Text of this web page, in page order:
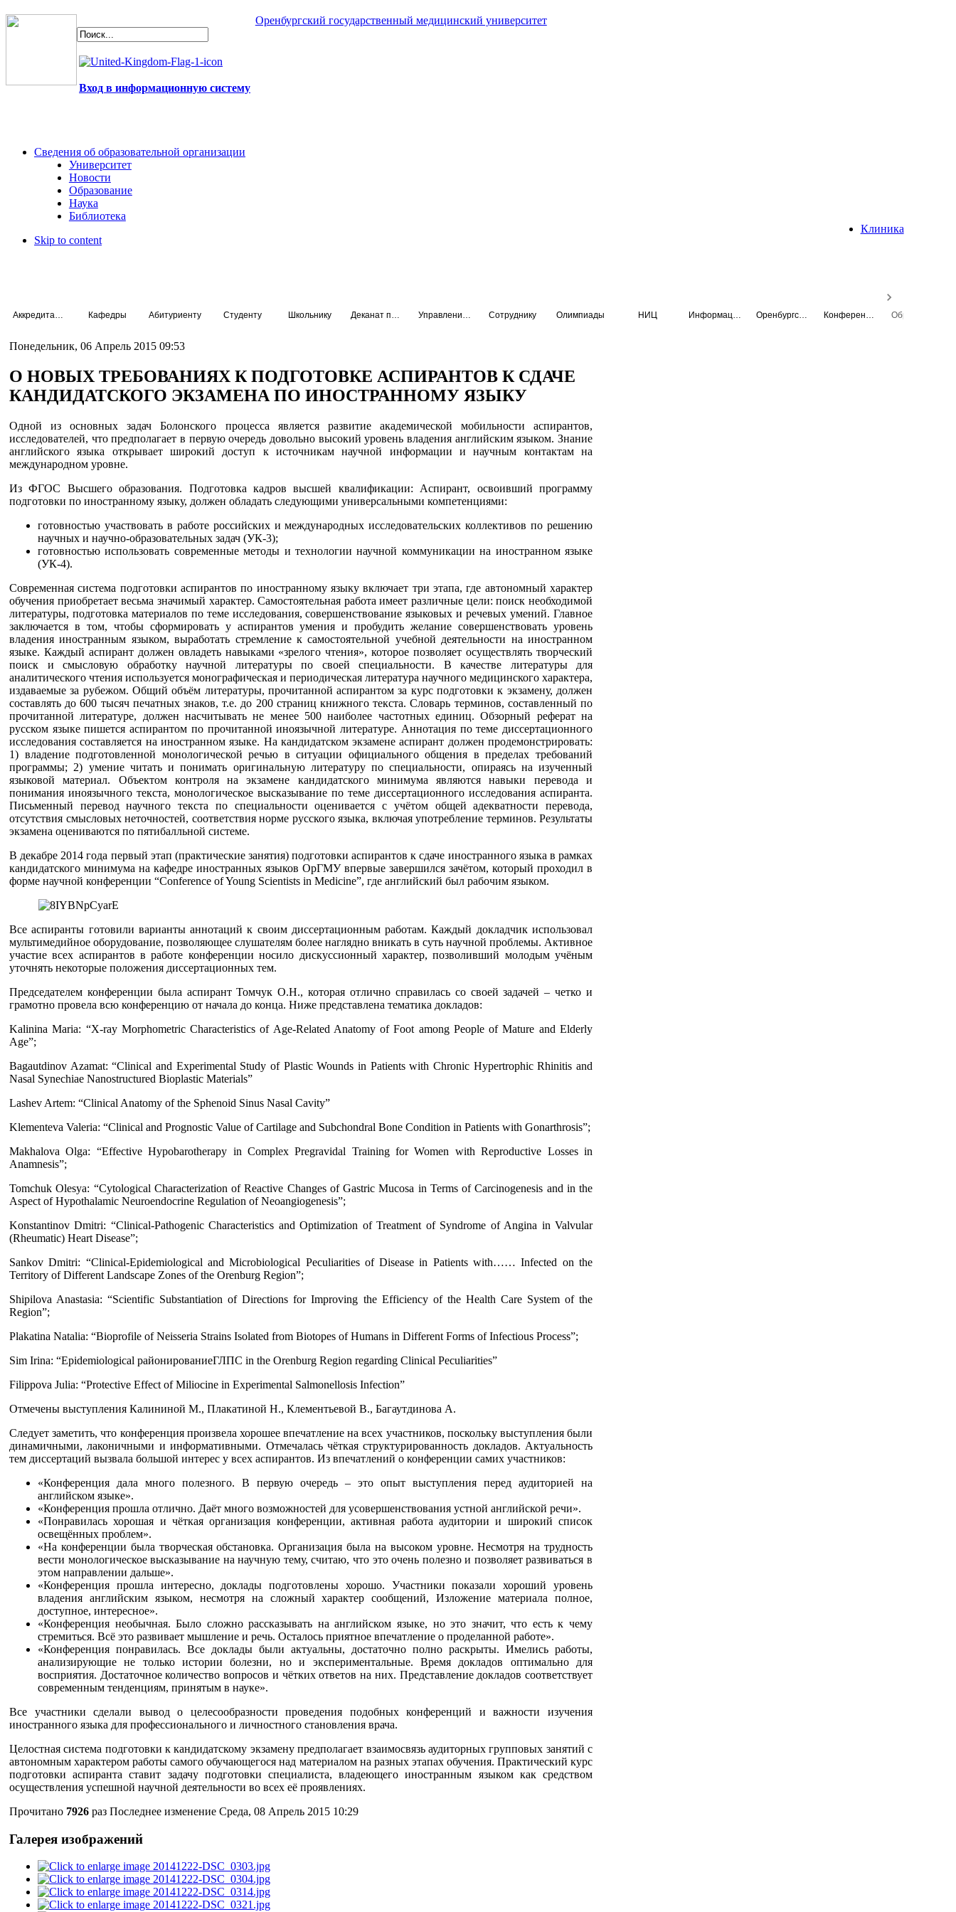
Оренбургский государственный медицинский университет
Вход в информационную систему
Сведения об образовательной организации
Университет
Новости
Образование
Наука
Библиотека
Клиника
Skip to content
Кафедры Абитуриенту Студенту Школьнику Сотруднику Олимпиады НИЦ
Понедельник, 06 Апрель 2015 09:53
О НОВЫХ ТРЕБОВАНИЯХ К ПОДГОТОВКЕ АСПИРАНТОВ К СДАЧЕ
КАНДИДАТСКОГО ЭКЗАМЕНА ПО ИНОСТРАННОМУ ЯЗЫКУ
Одной из основных задач Болонского процесса является развитие академической мобильности аспирантов,
исследователей, что предполагает в первую очередь довольно высокий уровень владения английским языком. Знание
английского языка открывает широкий доступ к источникам научной информации и научным контактам на
международном уровне.
Из ФГОС Высшего образования. Подготовка кадров высшей квалификации: Аспирант, освоивший программу
подготовки по иностранному языку, должен обладать следующими универсальными компетенциями:
готовностью участвовать в работе российских и международных исследовательских коллективов по решению
научных и научно-образовательных задач (УК-3);
готовностью использовать современные методы и технологии научной коммуникации на иностранном языке
(УК-4).
Современная система подготовки аспирантов по иностранному языку включает три этапа, где автономный характер
обучения приобретает весьма значимый характер. Самостоятельная работа имеет различные цели: поиск необходимой
литературы, подготовка материалов по теме исследования, совершенствование языковых и речевых умений. Главное
заключается в том, чтобы сформировать у аспирантов умения и пробудить желание совершенствовать уровень
владения иностранным языком, выработать стремление к самостоятельной учебной деятельности на иностранном
языке. Каждый аспирант должен овладеть навыками «зрелого чтения», которое позволяет осуществлять творческий
поиск и смысловую обработку научной литературы по своей специальности. В качестве литературы для
аналитического чтения используется монографическая и периодическая литература научного медицинского характера,
издаваемые за рубежом. Общий объём литературы, прочитанной аспирантом за курс подготовки к экзамену, должен
составлять до 600 тысяч печатных знаков, т.е. до 200 страниц книжного текста. Словарь терминов, составленный по
прочитанной литературе, должен насчитывать не менее 500 наиболее частотных единиц. Обзорный реферат на
русском языке пишется аспирантом по прочитанной иноязычной литературе. Аннотация по теме диссертационного
исследования составляется на иностранном языке. На кандидатском экзамене аспирант должен продемонстрировать:
1) владение подготовленной монологической речью в ситуации официального общения в пределах требований
программы; 2) умение читать и понимать оригинальную литературу по специальности, опираясь на изученный
языковой материал. Объектом контроля на экзамене кандидатского минимума являются навыки перевода и
понимания иноязычного текста, монологическое высказывание по теме диссертационного исследования аспиранта.
Письменный перевод научного текста по специальности оценивается с учётом общей адекватности перевода,
отсутствия смысловых неточностей, соответствия норме русского языка, включая употребление терминов. Результаты
экзамена оцениваются по пятибалльной системе.
В декабре 2014 года первый этап (практические занятия) подготовки аспирантов к сдаче иностранного языка в рамках
кандидатского минимума на кафедре иностранных языков ОрГМУ впервые завершился зачётом, который проходил в
форме научной конференции “Сonference of Young Scientists in Medicine”, где английский был рабочим языком.
Все аспиранты готовили варианты аннотаций к своим диссертационным работам. Каждый докладчик использовал
мультимедийное оборудование, позволяющее слушателям более наглядно вникать в суть научной проблемы. Активное
участие всех аспирантов в работе конференции носило дискуссионный характер, позволивший молодым учёным
уточнять некоторые положения диссертационных тем.
Председателем конференции была аспирант Томчук О.Н., которая отлично справилась со своей задачей – четко и
грамотно провела всю конференцию от начала до конца. Ниже представлена тематика докладов:
Kalinina Maria: “X-ray Morphometric Characteristics of Age-Related Anatomy of Foot among People of Mature and Elderly
Age”;
Bagautdinov Azamat: “Clinical and Experimental Study of Plastic Wounds in Patients with Chronic Hypertrophic Rhinitis and
Nasal Synechiae Nanostructured Bioplastic Materials”
Lashev Artem: “Clinical Anatomy of the Sphenoid Sinus Nasal Cavity”
Klementeva Valeria: “Clinical and Prognostic Value of Cartilage and Subchondral Bone Condition in Patients with Gonarthrosis”;
Makhalova Olga: “Effective Hypobarotherapy in Complex Pregravidal Training for Women with Reproductive Losses in
Anamnesis”;
Tomchuk Olesya: “Cytological Characterization of Reactive Changes of Gastric Mucosa in Terms of Carcinogenesis and in the
Aspect of Hypothalamic Neuroendocrine Regulation of Neoangiogenesis”;
Konstantinov Dmitri: “Clinical-Pathogenic Characteristics and Optimization of Treatment of Syndrome of Angina in Valvular
(Rheumatic) Heart Disease”;
Sankov Dmitri: “Clinical-Epidemiological and Microbiological Peculiarities of Disease in Patients with…… Infected on the
Territory of Different Landscape Zones of the Orenburg Region”;
Shipilova Anastasia: “Scientific Substantiation of Directions for Improving the Efficiency of the Health Care System of the
Region”;
Plakatina Natalia: “Bioprofile of Neisseria Strains Isolated from Biotopes of Humans in Different Forms of Infectious Process”;
Sim Irina: “Epidemiological районированиеГЛПС in the Orenburg Region regarding Clinical Peculiarities”
Filippova Julia: “Protective Effect of Miliocine in Experimental Salmonellosis Infection”
Отмечены выступления Калининой М., Плакатиной Н., Клементьевой В., Багаутдинова А.
Следует заметить, что конференция произвела хорошее впечатление на всех участников, поскольку выступления были
динамичными, лаконичными и информативными. Отмечалась чёткая структурированность докладов. Актуальность
тем диссертаций вызвала большой интерес у всех аспирантов. Из впечатлений о конференции самих участников:
«Конференция дала много полезного. В первую очередь – это опыт выступления перед аудиторией на
английском языке».
«Конференция прошла отлично. Даёт много возможностей для усовершенствования устной английской речи».
«Понравилась хорошая и чёткая организация конференции, активная работа аудитории и широкий список
освещённых проблем».
«На конференции была творческая обстановка. Организация была на высоком уровне. Несмотря на трудность
вести монологическое высказывание на научную тему, считаю, что это очень полезно и позволяет развиваться в
этом направлении дальше».
«Конференция прошла интересно, доклады подготовлены хорошо. Участники показали хороший уровень
владения английским языком, несмотря на сложный характер сообщений, Изложение материала полное,
доступное, интересное».
«Конференция необычная. Было сложно рассказывать на английском языке, но это значит, что есть к чему
стремиться. Всё это развивает мышление и речь. Осталось приятное впечатление о проделанной работе».
«Конференция понравилась. Все доклады были актуальны, достаточно полно раскрыты. Имелись работы,
анализирующие не только истории болезни, но и экспериментальные. Время докладов оптимально для
восприятия. Достаточное количество вопросов и чётких ответов на них. Представление докладов соответствует
современным тенденциям, принятым в науке».
Все участники сделали вывод о целесообразности проведения подобных конференций и важности изучения
иностранного языка для профессионального и личностного становления врача.
Целостная система подготовки к кандидатскому экзамену предполагает взаимосвязь аудиторных групповых занятий с
автономным характером работы самого обучающегося над материалом на разных этапах обучения. Практический курс
подготовки аспиранта ставит задачу подготовки специалиста, владеющего иностранным языком как средством
осуществления успешной научной деятельности во всех её проявлениях.
Прочитано 7926 раз Последнее изменение Среда, 08 Апрель 2015 10:29
Галерея изображений